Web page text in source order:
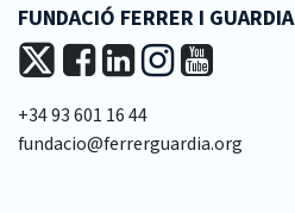
FUNDACIÓ FERRER I GUARDIA
+34 93 601 16 44
fundacio@ferrerguardia.org